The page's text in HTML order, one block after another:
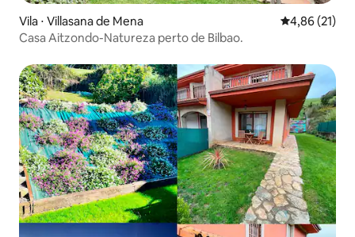
Vila ⋅ Villasana de Mena 4,86 de uma
4,86 (21)
Casa Aitzondo-Natureza perto de Bilbao.